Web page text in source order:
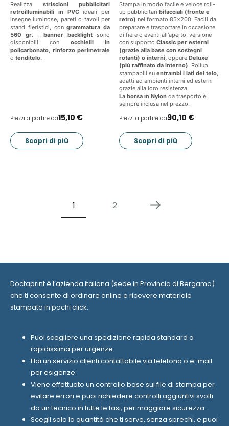
Realizza striscioni pubblicitari
retroilluminabili in PVCideali per
insegne luminose, pareti o tavoli per
stand fieristici, congrammatura da
560 gr. I banner backlightsono
disponibili con occhielli in
policarbonato, rinforzo perimetrale
o tenditelo.
Prezzi a partire da15,10 €
Scopri di più
Stampa in modo facile e veloce roll-
up pubblicitari bifacciali (fronte e
retro) nel formato 85x200. Facili da
preparare e trasportare in occasione
di fiere o eventi all'aperto, versione
con supporto Classic per esterni
(grazie alla base con sostegni
rotanti) o interni, oppure Deluxe
(più raffinato da interno). Rollup
stampabili su entrambi i lati del telo,
adatti ad ambienti interni ed esterni
grazie alla loro resistenza.
La borsa in Nylon da trasporto è
sempre inclusa nel prezzo.
Prezzi a partire da90,10 €
Scopri di più
1 2
Doctaprint è l’azienda italiana (sede in Provincia di Bergamo)
che ti consente di ordinare online e ricevere materiale
stampato in pochi click:
Puoi scegliere una spedizione rapida standard o
rapidissima per urgenze.
Hai un servizio clienti contattabile via telefono o e-mail
per esigenze.
Viene effettuato un controllo base sui file di stampa per
evitare errori e puoi richiedere controlli aggiuntivi svolti
da un tecnico in tutte le fasi, per maggiore sicurezza.
Scegli solo la quantità che ti serve, senza sprechi, e puoi